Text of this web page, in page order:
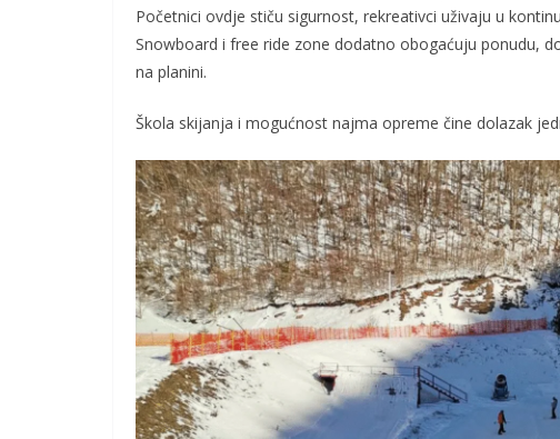
Početnici ovdje stiču sigurnost, rekreativci uživaju u
Snowboard i free ride zone dodatno obogaćuju ponudu,
na planini.
Škola skijanja i mogućnost najma opreme čine dolazak